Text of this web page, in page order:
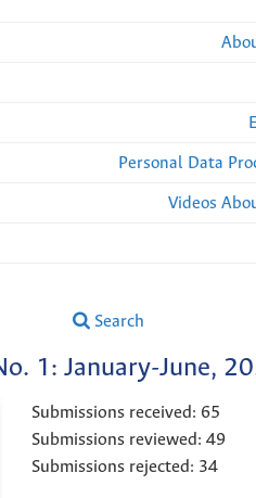
Personal Data
Videos
Search
1: January-June,
Submissions received: 65
Submissions reviewed: 49
Submissions rejected: 34